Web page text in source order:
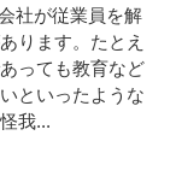
社が従業員を解
ります。たとえ
っても教育など
といったような
我...